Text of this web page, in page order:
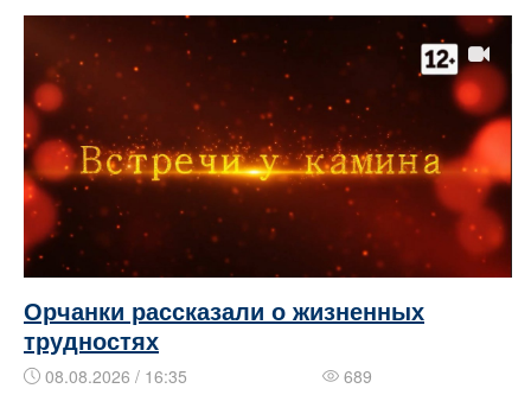
Орчанки рассказали о жизненных
трудностях
08.08.2026 / 16:35 689